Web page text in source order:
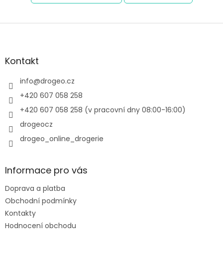
Z
aKontakt
info@drogeo.cz
+420 607 058 258
+420 607 058 258 (v pracovní dny 08:00-16:00)
drogeocz
drogeo_online_drogerie
Informace pro vás
Doprava a platba
Obchodní podmínky
Kontakty
Hodnocení obchodu